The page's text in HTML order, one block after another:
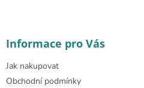
Informace pro Vás
Jak nakupovat
Obchodní podmínky